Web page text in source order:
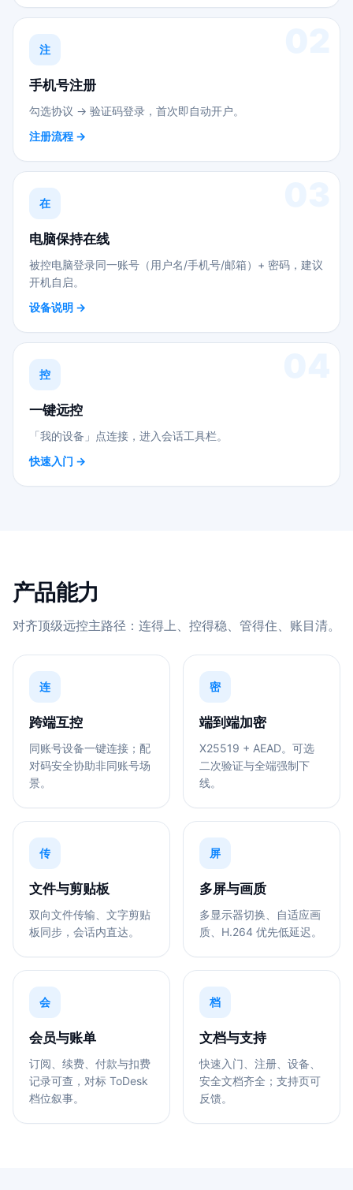
注
手机号注册
勾选协议 → 验证码登录，首次即自动开户。
注册流程 →
在
电脑保持在线
被控电脑登录同一账号（用户名/手机号/邮箱）+ 密码，建议
开机自启。
设备说明 →
控
一键远控
「我的设备」点连接，进入会话工具栏。
快速入门 →
产品能力
对齐顶级远控主路径：连得上、控得稳、管得住、账目清。
连
跨端互控
同账号设备一键连接；配
对码安全协助非同账号场
景。
密
端到端加密
X25519 + AEAD。可选
二次验证与全端强制下
线。
传
文件与剪贴板
双向文件传输、文字剪贴
板同步，会话内直达。
屏
多屏与画质
多显示器切换、自适应画
质、H.264 优先低延迟。
会
会员与账单
订阅、续费、付款与扣费
记录可查，对标 ToDesk
档位叙事。
档
文档与支持
快速入门、注册、设备、
安全文档齐全；支持页可
反馈。